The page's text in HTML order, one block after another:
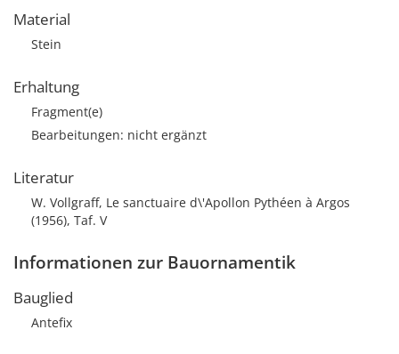
Material
Stein
Erhaltung
Fragment(e)
Bearbeitungen: nicht ergänzt
Literatur
W. Vollgraff, Le sanctuaire d\'Apollon Pythéen à Argos
(1956), Taf. V
Informationen zur Bauornamentik
Bauglied
Antefix